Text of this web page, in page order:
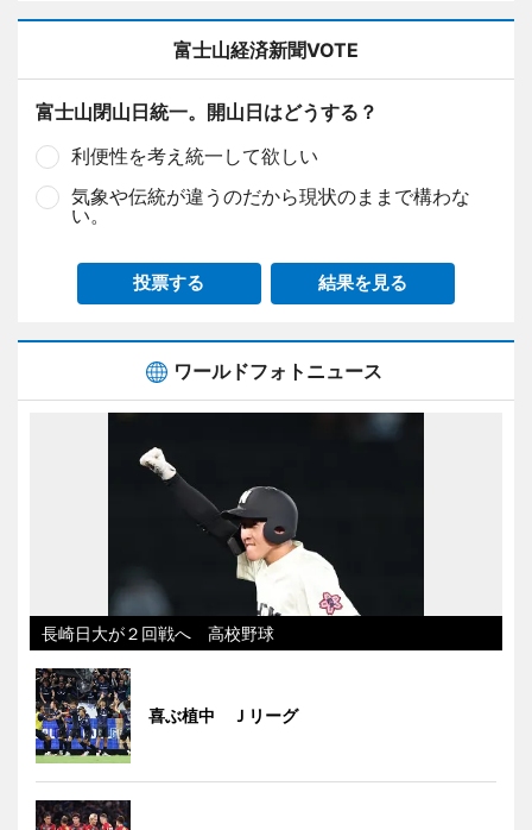
富士山経済新聞VOTE
富士山閉山日統一。開山日はどうする？
利便性を考え統一して欲しい
気象や伝統が違うのだから現状のままで構わな
い。
投票する 結果を見る
ワールドフォトニュース
長崎日大が２回戦へ 高校野球
喜ぶ植中 Ｊリーグ